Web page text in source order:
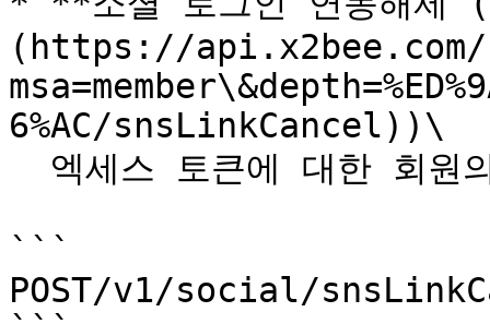
(https://api.x2bee.com/
6%AC/snsLinkCancel))\
```
POST/v1/social/